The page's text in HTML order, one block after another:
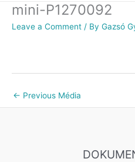
mini-P1270092
Leave a Comment / By Gazsó
← Previous Média